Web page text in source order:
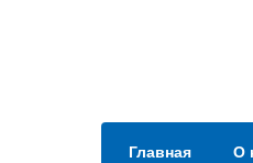
Главная О